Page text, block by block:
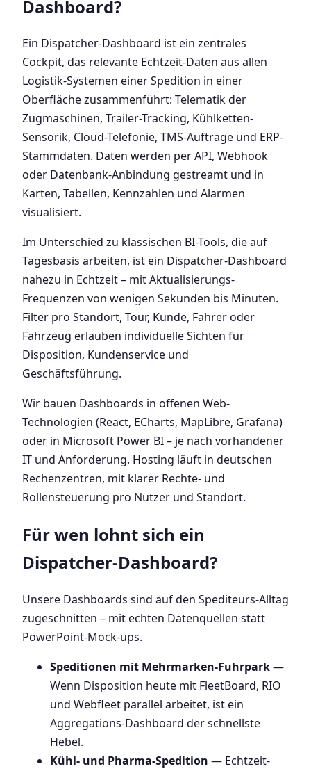
Dashboard?
Ein Dispatcher-Dashboard ist ein zentrales
Cockpit, das relevante Echtzeit-Daten aus allen
Logistik-Systemen einer Spedition in einer
Oberfläche zusammenführt: Telematik der
Zugmaschinen, Trailer-Tracking, Kühlketten-
Sensorik, Cloud-Telefonie, TMS-Aufträge und ERP-
Stammdaten. Daten werden per API, Webhook
oder Datenbank-Anbindung gestreamt und in
Karten, Tabellen, Kennzahlen und Alarmen
visualisiert.
Im Unterschied zu klassischen BI-Tools, die auf
Tagesbasis arbeiten, ist ein Dispatcher-Dashboard
nahezu in Echtzeit – mit Aktualisierungs-
Frequenzen von wenigen Sekunden bis Minuten.
Filter pro Standort, Tour, Kunde, Fahrer oder
Fahrzeug erlauben individuelle Sichten für
Disposition, Kundenservice und
Geschäftsführung.
Wir bauen Dashboards in offenen Web-
Technologien (React, ECharts, MapLibre, Grafana)
oder in Microsoft Power BI – je nach vorhandener
IT und Anforderung. Hosting läuft in deutschen
Rechenzentren, mit klarer Rechte- und
Rollensteuerung pro Nutzer und Standort.
Für wen lohnt sich ein
Dispatcher-Dashboard?
Unsere Dashboards sind auf den Spediteurs-Alltag
zugeschnitten – mit echten Datenquellen statt
PowerPoint-Mock-ups.
Speditionen mit Mehrmarken-Fuhrpark—
Wenn Disposition heute mit FleetBoard, RIO
und Webfleet parallel arbeitet, ist ein
Aggregations-Dashboard der schnellste
Hebel.
Kühl- und Pharma-Spedition — Echtzeit-